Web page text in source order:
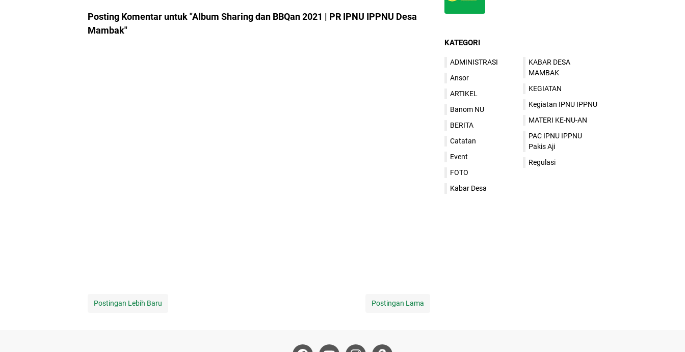
Posting Komentar untuk "Album Sharing dan BBQan 2021 | PR IPNU IPPNU Desa
Mambak"
Postingan Lebih Baru Postingan Lama
KATEGORI
ADMINISTRASI
Ansor
ARTIKEL
Banom NU
BERITA
Catatan
Event
FOTO
Kabar Desa
KABAR DESA
MAMBAK
KEGIATAN
Kegiatan IPNU IPPNU
MATERI KE-NU-AN
PAC IPNU IPPNU
Pakis Aji
Regulasi